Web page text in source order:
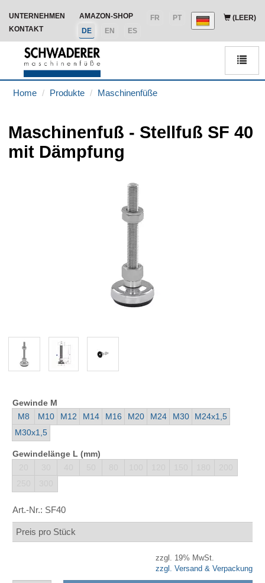
(LEER)
UNTERNEHMEN AMAZON-SHOP PT
FR
ES
EN
DE
KONTAKT
Home Produkte Maschinenfüße
Maschinenfuß - Stellfuß SF 40
mit Dämpfung
Gewinde M
M8 M10 M12 M14 M16 M20 M24 M30
M24x1,5
M30x1,5
Gewindelänge L (mm)
Art.-Nr.: SF40
Preis pro Stück
zzgl. 19% MwSt.
zzgl. Versand & Verpackung